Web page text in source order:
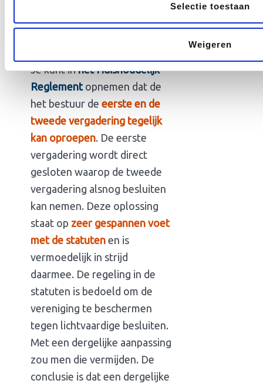
Selectie toestaan
Weigeren
Reglement
Je kunt inhet Huishoudelijk
Reglementopnemen dat de
het bestuur de eerste en de
tweede vergadering tegelijk
kan oproepen. De eerste
vergadering wordt direct
gesloten waarop de tweede
vergadering alsnog besluiten
kan nemen. Deze oplossing
staat op zeer gespannen voet
met de statuten en is
vermoedelijk in strijd
daarmee. De regeling in de
statuten is bedoeld om de
vereniging te beschermen
tegen lichtvaardige besluiten.
Met een dergelijke aanpassing
zou men die vermijden. De
conclusie is dat een dergelijke